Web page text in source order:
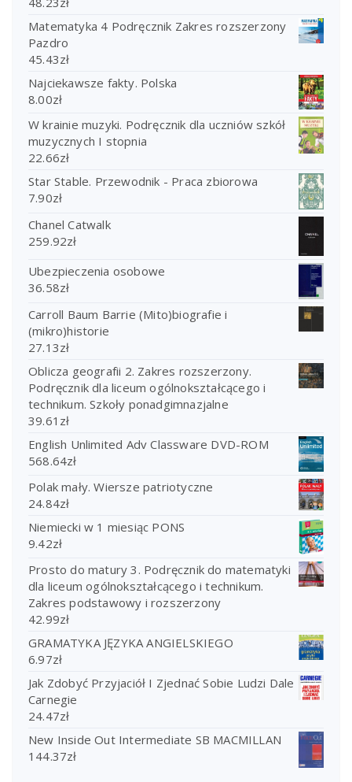
Matematyka 4 Podręcznik Zakres rozszerzony
Pazdro
45.43zł
Najciekawsze fakty. Polska
8.00zł
W krainie muzyki. Podręcznik dla uczniów szkół
muzycznych I stopnia
22.66zł
Star Stable. Przewodnik - Praca zbiorowa
7.90zł
Chanel Catwalk
259.92zł
Ubezpieczenia osobowe
36.58zł
Carroll Baum Barrie (Mito)biografie i
(mikro)historie
27.13zł
Oblicza geografii 2. Zakres rozszerzony.
Podręcznik dla liceum ogólnokształcącego i
technikum. Szkoły ponadgimnazjalne
39.61 zł
English Unlimited Adv Classware DVD-ROM
568.64zł
Polak mały. Wiersze patriotyczne
24.84zł
Niemiecki w 1 miesiąc PONS
9.42zł
Prosto do matury 3. Podręcznik do matematyki
dla liceum ogólnokształcącego i technikum.
Zakres podstawowy i rozszerzony
42.99zł
GRAMATYKA JĘZYKA ANGIELSKIEGO
6.97zł
Jak Zdobyć Przyjaciół I Zjednać Sobie Ludzi Dale
Carnegie
24.47zł
New Inside Out Intermediate SB MACMILLAN
144.37zł